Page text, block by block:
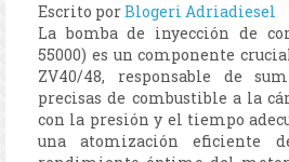
Escrito porBlogeri Adriadiesel
La bomba de inyección de
55000) es un componente
ZV40/48, responsable de
precisas de combustible a la
con la presión y el tiempo
una atomización eficiente